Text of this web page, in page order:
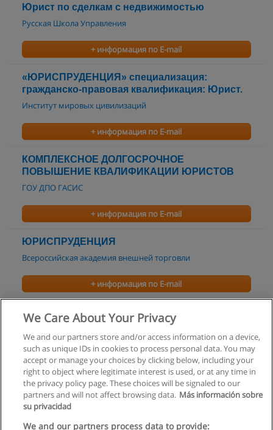
Юрист по сделкам с недвижимостью
Русская Школа Управления
+ информация по E-mail
«ЮРИСПРУДЕНЦИЯ» специализация:
гражданско-правовая квалификация: Юрист.
Институт мировых цивилизаций
+ информация по E-mail
КОМПЛЕКСНОЕ ДОЛГОСРОЧНОЕ
ПОВЫШЕНИЕ КВАЛИФИКАЦИИ ЮРИСТОВ
ГОУ ДПО ГАСИС
+ информация по E-mail
ЮРИСПРУДЕНЦИЯ
Всероссийская академия внешней торговли
+ информация по E-mail
Юриспруденция
+ информация по E-mail
Правила пользования
We Care About Your Privacy
We and our partners store and/or access information on a device,
such as unique IDs in cookies to process personal data. You may
accept or manage your choices by clicking below, including your
right to object where legitimate interest is used, or at any time in
the privacy policy page. These choices will be signaled to our
partners and will not affect browsing data. Más información sobre
su privacidad
We and our partners process data to provide: